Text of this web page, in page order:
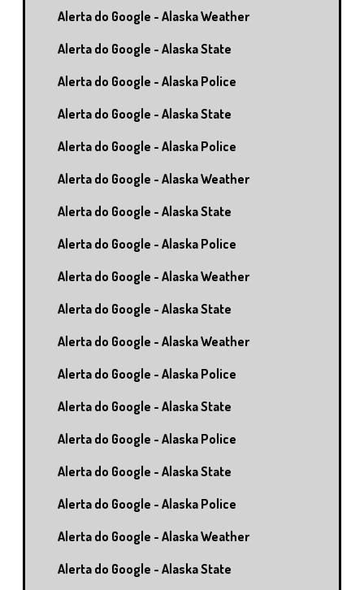
Alerta do Google - Alaska Weather
Alerta do Google - Alaska State
Alerta do Google - Alaska Police
Alerta do Google - Alaska State
Alerta do Google - Alaska Police
Alerta do Google - Alaska Weather
Alerta do Google - Alaska State
Alerta do Google - Alaska Police
Alerta do Google - Alaska Weather
Alerta do Google - Alaska State
Alerta do Google - Alaska Weather
Alerta do Google - Alaska Police
Alerta do Google - Alaska State
Alerta do Google - Alaska Police
Alerta do Google - Alaska State
Alerta do Google - Alaska Police
Alerta do Google - Alaska Weather
Alerta do Google - Alaska State